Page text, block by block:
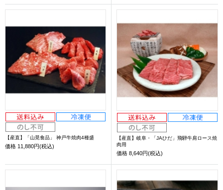
【産直】「山晃食品」 神戸牛焼肉4種盛
価格 11,880円(税込)
【産直】岐阜・「JAひだ」飛騨牛肩ロース焼
肉用
価格 8,640円(税込)